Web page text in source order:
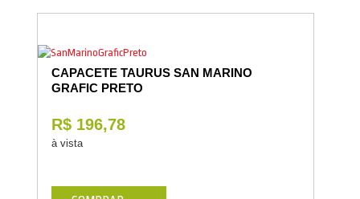
CAPACETE TAURUS SAN MARINO
GRAFIC PRETO
R$ 196,78
à vista